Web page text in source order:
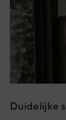
Duidelijke